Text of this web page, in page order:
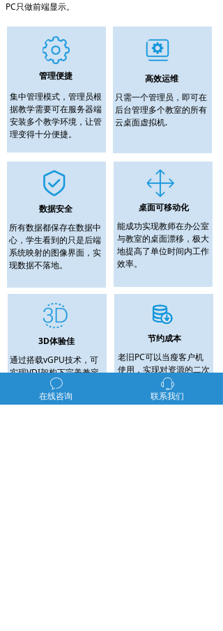
PC只做前端显示。
数据安全
所有数据都保存在数据中
心，学生看到的只是后端
系统映射的图像界面，实
现数据不落地。
管理便捷
集中管理模式，管理员根
据教学需要可在服务器端
安装多个教学环境，让管
理变得十分便捷。
3D体验佳
通过搭载vGPU技术，可
实现VDI架构下完美兼容
各类3D软件运行。
桌面可移动化
能成功实现教师在办公室
与教室的桌面漂移，极大
地提高了单位时间内工作
效率。
高效运维
只需一个管理员，即可在
后台管理多个教室的所有
云桌面虚拟机.
节约成本
老旧PC可以当瘦客户机
使用，实现对资源的二次
利用，节省购买云终端的
ꂖ
在线咨询
ꁱ
联系我们